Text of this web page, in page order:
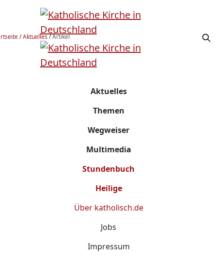
/Aktuelles/Artikel
Aktuelles
Themen
Wegweiser
Multimedia
Stundenbuch
Heilige
Über katholisch.de
Jobs
Impressum